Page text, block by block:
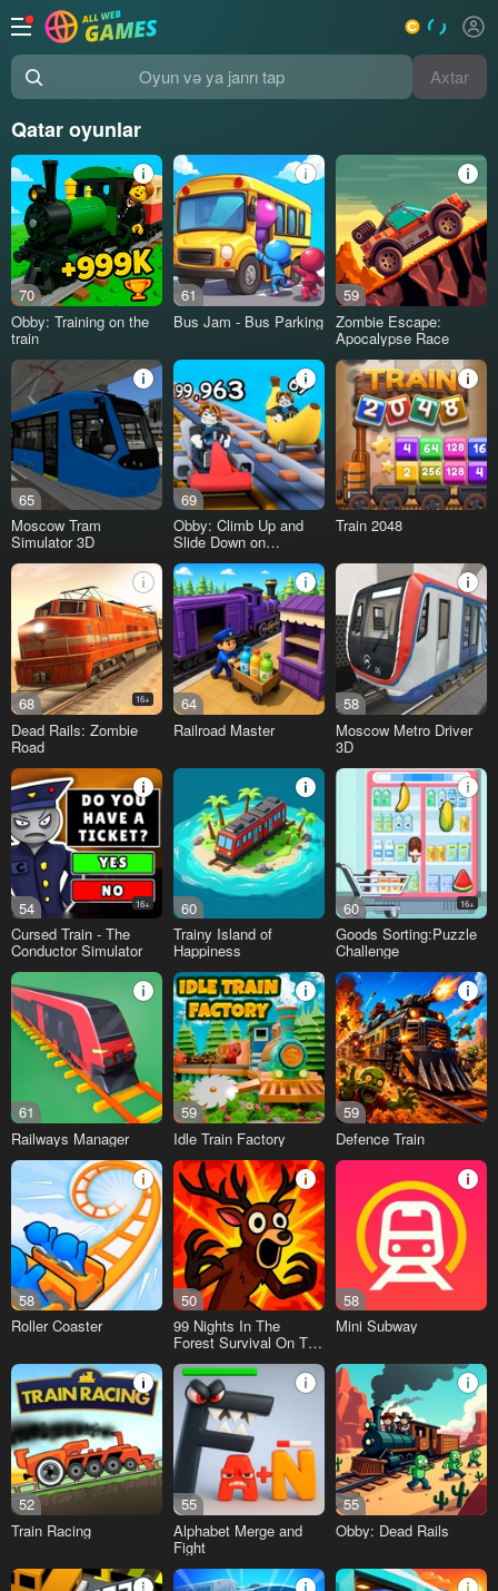
Oyun və ya janrı tap Axtar
Qatar oyunlar
70
Obby: Training on the
train
61
Bus Jam - Bus Parking
59
Zombie Escape:
Apocalypse Race
65
Moscow Tram
Simulator 3D
69
Obby: Climb Up and
Slide Down on
Minecarts
Train 2048
68 16+
Dead Rails: Zombie
Road
64
Railroad Master
58
Moscow Metro Driver
3D
54 16+
Cursed Train - The
Conductor Simulator
60
Trainy Island of
Happiness
60 16+
Goods Sorting:Puzzle
Challenge
61
Railways Manager
59
Idle Train Factory
59
Defence Train
58
Roller Coaster
50
99 Nights In The
Forest Survival On The
Train
58
Mini Subway
52
Train Racing
55
Alphabet Merge and
Fight
55
Obby: Dead Rails